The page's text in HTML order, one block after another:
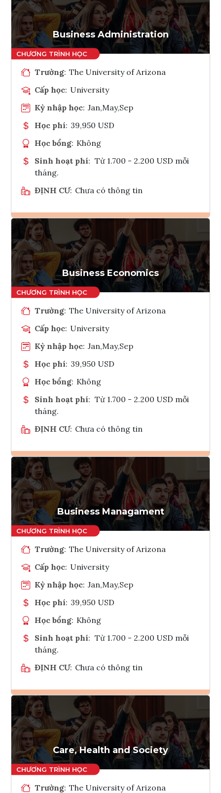
Tham vấn Interlink
Business Administration
Trường: The University of Arizona
Cấp học: University
Kỳ nhập học: Jan,May,Sep
Học phí: 39,950 USD
Học bổng: Không
Sinh hoạt phí: Từ 1.700 - 2.200 USD mỗi
tháng.
ĐỊNH CƯ: Chưa có thông tin
Ghi danh
Tham vấn Interlink
Business Economics
Trường: The University of Arizona
Cấp học: University
Kỳ nhập học: Jan,May,Sep
Học phí: 39,950 USD
Học bổng: Không
Sinh hoạt phí: Từ 1.700 - 2.200 USD mỗi
tháng.
ĐỊNH CƯ: Chưa có thông tin
Ghi danh
Tham vấn Interlink
Business Managament
Trường: The University of Arizona
Cấp học: University
Kỳ nhập học: Jan,May,Sep
Học phí: 39,950 USD
Học bổng: Không
Sinh hoạt phí: Từ 1.700 - 2.200 USD mỗi
tháng.
ĐỊNH CƯ: Chưa có thông tin
Ghi danh
Tham vấn Interlink
Care, Health and Society
Trường: The University of Arizona